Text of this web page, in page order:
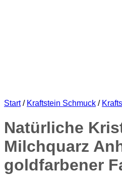
Start / Kraftstein Schmuck /
Natürliche
Milchquarz
goldfarbener